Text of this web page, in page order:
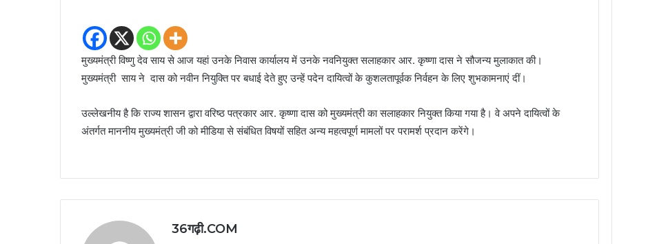
मुख्यमंत्री विष्णु देव साय से आज यहां उनके निवास कार्यालय में उनके नवनियुक्त सलाहकार आर. कृष्णा दास ने सौजन्य मुलाकात की।
मुख्यमंत्री साय ने दास को नवीन नियुक्ति पर बधाई देते हुए उन्हें पदेन दायित्वों के कुशलतापूर्वक निर्वहन के लिए शुभकामनाएं दीं।
उल्लेखनीय है कि राज्य शासन द्वारा वरिष्ठ पत्रकार आर. कृष्णा दास को मुख्यमंत्री का सलाहकार नियुक्त किया गया है। वे अपने दायित्वों के
अंतर्गत माननीय मुख्यमंत्री जी को मीडिया से संबंधित विषयों सहित अन्य महत्वपूर्ण मामलों पर परामर्श प्रदान करेंगे।
36गढ़ी.COM